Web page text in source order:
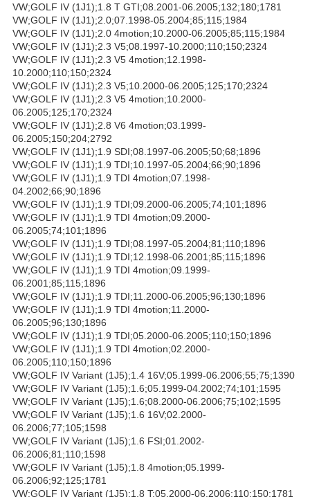
VW;GOLF IV (1J1);1.8 T GTI;08.2001-06.2005;132;180;1781
VW;GOLF IV (1J1);2.0;07.1998-05.2004;85;115;1984
VW;GOLF IV (1J1);2.0 4motion;10.2000-06.2005;85;115;1984
VW;GOLF IV (1J1);2.3 V5;08.1997-10.2000;110;150;2324
VW;GOLF IV (1J1);2.3 V5 4motion;12.1998-
10.2000;110;150;2324
VW;GOLF IV (1J1);2.3 V5;10.2000-06.2005;125;170;2324
VW;GOLF IV (1J1);2.3 V5 4motion;10.2000-
06.2005;125;170;2324
VW;GOLF IV (1J1);2.8 V6 4motion;03.1999-
06.2005;150;204;2792
VW;GOLF IV (1J1);1.9 SDI;08.1997-06.2005;50;68;1896
VW;GOLF IV (1J1);1.9 TDI;10.1997-05.2004;66;90;1896
VW;GOLF IV (1J1);1.9 TDI 4motion;07.1998-
04.2002;66;90;1896
VW;GOLF IV (1J1);1.9 TDI;09.2000-06.2005;74;101;1896
VW;GOLF IV (1J1);1.9 TDI 4motion;09.2000-
06.2005;74;101;1896
VW;GOLF IV (1J1);1.9 TDI;08.1997-05.2004;81;110;1896
VW;GOLF IV (1J1);1.9 TDI;12.1998-06.2001;85;115;1896
VW;GOLF IV (1J1);1.9 TDI 4motion;09.1999-
06.2001;85;115;1896
VW;GOLF IV (1J1);1.9 TDI;11.2000-06.2005;96;130;1896
VW;GOLF IV (1J1);1.9 TDI 4motion;11.2000-
06.2005;96;130;1896
VW;GOLF IV (1J1);1.9 TDI;05.2000-06.2005;110;150;1896
VW;GOLF IV (1J1);1.9 TDI 4motion;02.2000-
06.2005;110;150;1896
VW;GOLF IV Variant (1J5);1.4 16V;05.1999-06.2006;55;75;1390
VW;GOLF IV Variant (1J5);1.6;05.1999-04.2002;74;101;1595
VW;GOLF IV Variant (1J5);1.6;08.2000-06.2006;75;102;1595
VW;GOLF IV Variant (1J5);1.6 16V;02.2000-
06.2006;77;105;1598
VW;GOLF IV Variant (1J5);1.6 FSI;01.2002-
06.2006;81;110;1598
VW;GOLF IV Variant (1J5);1.8 4motion;05.1999-
06.2006;92;125;1781
VW;GOLF IV Variant (1J5);1.8 T;05.2000-06.2006;110;150;1781